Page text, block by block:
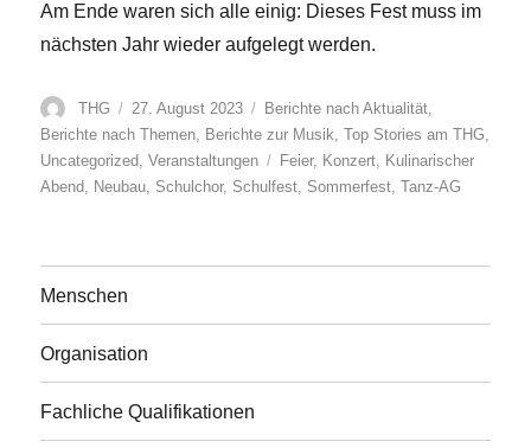
Am Ende waren sich alle einig: Dieses Fest muss im
nächsten Jahr wieder aufgelegt werden.
Autor
THG
Veröffentlicht
am
27. August 2023 Kategorien
Berichte nach Aktualität,
Berichte nach Themen, Berichte zur Musik,Top Stories am THG,
Uncategorized,Veranstaltungen Schlagwörter
Feier, Konzert, Kulinarischer
Abend, Neubau, Schulchor, Schulfest, Sommerfest,Tanz-AG
Menschen
Organisation
Fachliche Qualifikationen